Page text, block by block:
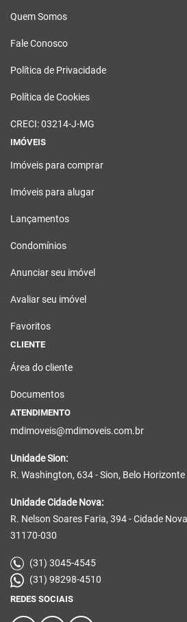
Quem Somos
Fale Conosco
Política de Privacidade
Política de Cookies
CRECI: 03214-J-MG
IMÓVEIS
Imóveis para comprar
Imóveis para alugar
Lançamentos
Condomínios
Anunciar seu imóvel
Avaliar seu imóvel
Favoritos
CLIENTE
Área do cliente
Documentos
ATENDIMENTO
mdimoveis@mdimoveis.com.br
Unidade Sion:
R. Washington, 634 - Sion, Belo
Unidade Cidade Nova:
R. Nelson Soares Faria, 394 - Cidade
31170-030
(31) 3045-4545
(31) 98298-4510
REDES SOCIAIS